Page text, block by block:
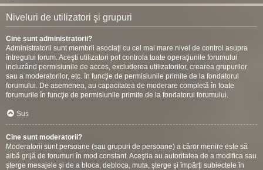
Niveluri de utilizatori şi grupuri
Cine sunt administratorii?
Administratorii sunt membrii asociaţi cu cel mai mare nivel de control asupra
întregului forum. Aceşti utilizatori pot controla toate operaţiunile forumului
incluzând permisiunile de acces, excluderea utilizatorilor, crearea grupurilor
sau a moderatorilor, etc. în funcţie de permisiunile primite de la fondatorul
forumului. De asemenea, au capacitatea de moderare completă în toate
forumurile în funcţie de permisiunile primite de la fondatorul forumului.
Sus
Cine sunt moderatorii?
Moderatorii sunt persoane (sau grupuri de persoane) a căror menire este să
aibă grijă de forumuri în mod constant. Aceştia au autoritatea de a modifica sau
şterge mesajele şi de a bloca, debloca, muta, şterge şi împărţi subiectele în